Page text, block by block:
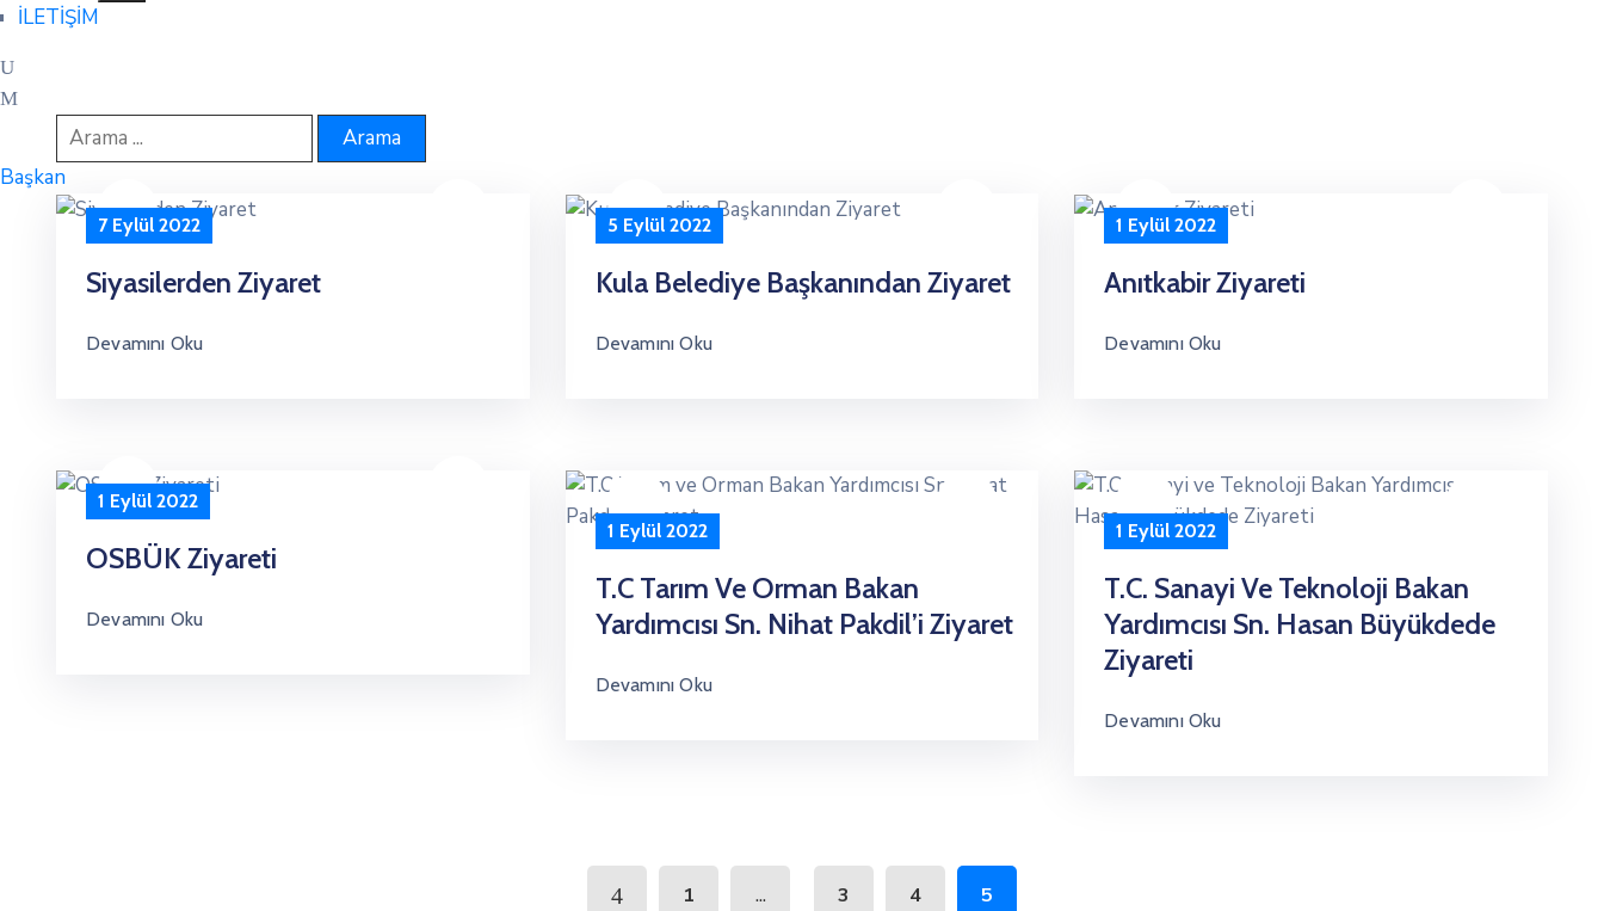
İLETİŞİM
Başkan
7 Eylül 2022
Siyasilerden Ziyaret
Devamını Oku
5 Eylül 2022
Kula Belediye Başkanından Ziyaret
Devamını Oku
1 Eylül 2022
Anıtkabir Ziyareti
Devamını Oku
1 Eylül 2022
OSBÜK Ziyareti
Devamını Oku
1 Eylül 2022
T.C Tarım Ve Orman Bakan
Yardımcısı Sn. Nihat Pakdil’i Ziyaret
Devamını Oku
1 Eylül 2022
T.C. Sanayi Ve Teknoloji Bakan
Yardımcısı Sn. Hasan Büyükdede
Ziyareti
Devamını Oku
1 ... 3 4 5